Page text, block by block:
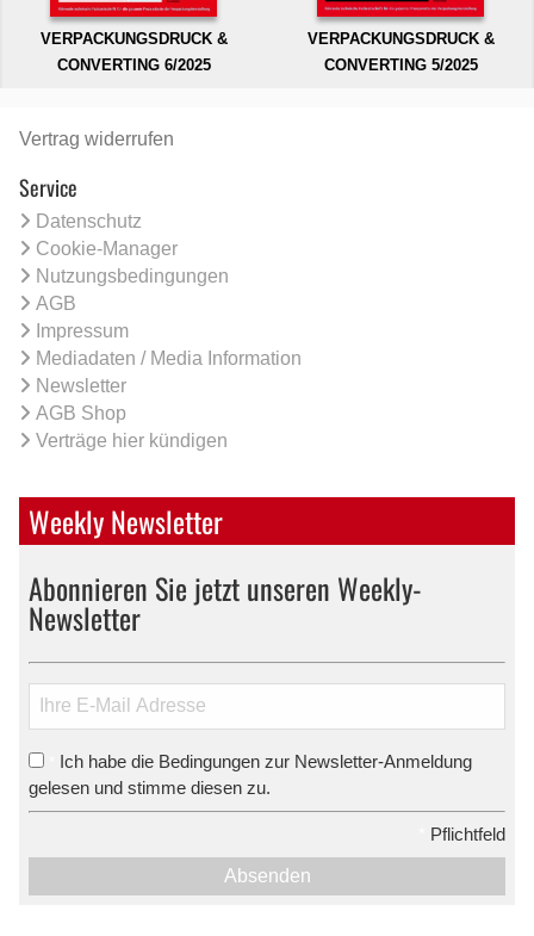
VERPACKUNGSDRUCK &
CONVERTING 6/2025
VERPACKUNGSDRUCK &
CONVERTING 5/2025
Vertrag widerrufen
Service
Datenschutz
Cookie-Manager
Nutzungsbedingungen
AGB
Impressum
Mediadaten / Media Information
Newsletter
AGB Shop
Verträge hier kündigen
Weekly Newsletter
Abonnieren Sie jetzt unseren Weekly-
Newsletter
Ich habe die Bedingungen zur Newsletter-Anmeldung
gelesen und stimme diesen zu.
Pflichtfeld
Absenden